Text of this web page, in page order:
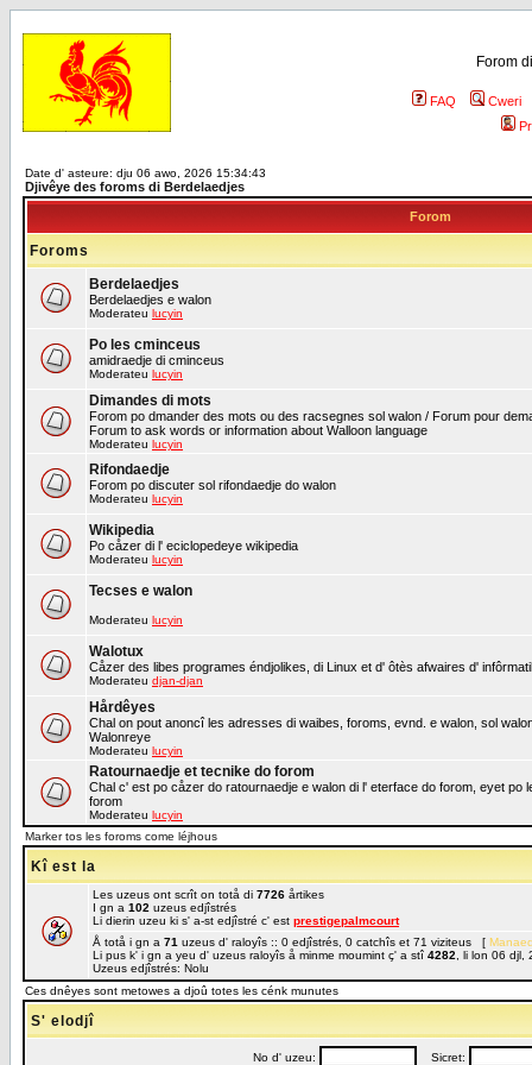
Forom
FAQ
Cweri
Date d' asteure: dju 06 awo, 2026 15:34:43
Djivêye des foroms di Berdelaedjes
Forom
Foroms
Berdelaedjes
Berdelaedjes e walon
Moderateu lucyin
Po les cminceus
amidraedje di cminceus
Moderateu lucyin
Dimandes di mots
Forom po dmander des mots ou des racsegnes sol walon / Forum pour
Forum to ask words or information about Walloon language
Moderateu lucyin
Rifondaedje
Forom po discuter sol rifondaedje do walon
Moderateu lucyin
Wikipedia
Po cåzer di l' eciclopedeye wikipedia
Moderateu lucyin
Tecses e walon
Moderateu lucyin
Walotux
Cåzer des libes programes éndjolikes, di Linux et d' ôtès afwaires d'
Moderateu djan-djan
Hårdêyes
Chal on pout anoncî les adresses di waibes, foroms, evnd. e walon, sol
Walonreye
Moderateu lucyin
Ratournaedje et tecnike do forom
Chal c' est po cåzer do ratournaedje e walon di l' eterface do forom, eyet
forom
Moderateu lucyin
Marker tos les foroms come léjhous
Kî est la
Les uzeus ont scrît on totå di 7726 årtikes
I gn a 102 uzeus edjîstrés
Li dierin uzeu ki s' a-st edjîstré c' est prestigepalmcourt
Å totå i gn a 71 uzeus d' raloyîs :: 0 edjîstrés, 0 catchîs et 71 viziteus [
Li pus k' i gn a yeu d' uzeus raloyîs å minme moumint ç' a stî 4282 , li lon 06
Uzeus edjîstrés: Nolu
Ces dnêyes sont metowes a djoû totes les cénk munutes
S' elodjî
No d' uzeu: Sicret: